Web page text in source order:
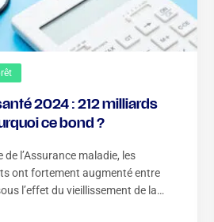
2024 : 212 milliards
ce bond ?
de l’Assurance maladie, les
ont fortement augmenté entre
l’effet du vieillissement de la